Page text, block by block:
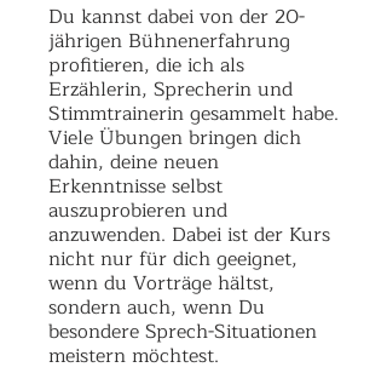
Du kannst dabei von der 20-
jährigen Bühnenerfahrung
profitieren, die ich als
Erzählerin, Sprecherin und
Stimmtrainerin gesammelt habe.
Viele Übungen bringen dich
dahin, deine neuen
Erkenntnisse selbst
auszuprobieren und
anzuwenden. Dabei ist der Kurs
nicht nur für dich geeignet,
wenn du Vorträge hältst,
sondern auch, wenn Du
besondere Sprech-Situationen
meistern möchtest.